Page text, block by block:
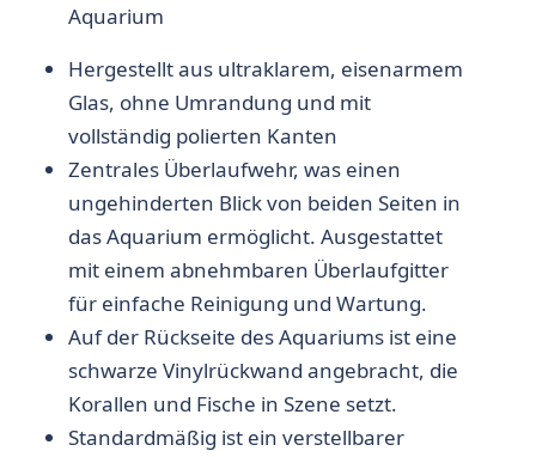
Aquarium
Hergestellt aus ultraklarem, eisenarmem
Glas, ohne Umrandung und mit
vollständig polierten Kanten
Zentrales Überlaufwehr, was einen
ungehinderten Blick von beiden Seiten in
das Aquarium ermöglicht. Ausgestattet
mit einem abnehmbaren Überlaufgitter
für einfache Reinigung und Wartung.
Auf der Rückseite des Aquariums ist eine
schwarze Vinylrückwand angebracht, die
Korallen und Fische in Szene setzt.
Standardmäßig ist ein verstellbarer